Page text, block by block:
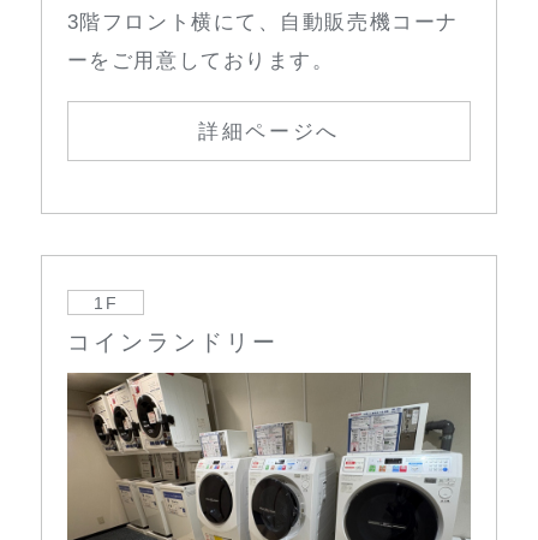
3階フロント横にて、自動販売機コーナ
ーをご用意しております。
詳細ページへ
1F
コインランドリー